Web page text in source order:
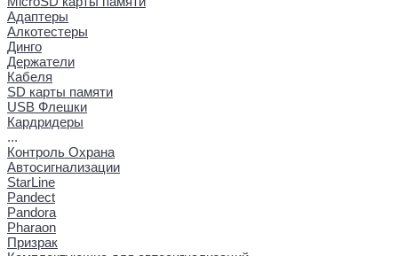
Адаптеры
Алкотестеры
Динго
Держатели
Кабеля
SD карты памяти
USB Флешки
Кардридеры
...
Контроль Охрана
Автосигнализации
StarLine
Pandect
Pandora
Pharaon
Призрак